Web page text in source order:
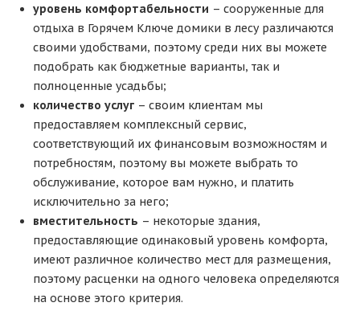
уровень комфортабельности – сооруженные для
отдыха в Горячем Ключе домики в лесу различаются
своими удобствами, поэтому среди них вы можете
подобрать как бюджетные варианты, так и
полноценные усадьбы;
количество услуг – своим клиентам мы
предоставляем комплексный сервис,
соответствующий их финансовым возможностям и
потребностям, поэтому вы можете выбрать то
обслуживание, которое вам нужно, и платить
исключительно за него;
вместительность – некоторые здания,
предоставляющие одинаковый уровень комфорта,
имеют различное количество мест для размещения,
поэтому расценки на одного человека определяются
на основе этого критерия.